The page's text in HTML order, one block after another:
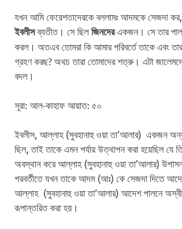
যখন আমি ফেরেশতাদেরকে বললামঃ আদমকে সেজদা
ইবলীসব্যতীত। সে ছিল জিনদেরএকজন। সে তার
করল। অতএব তোমরা কি আমার পরিবর্তে তাকে এবং
গ্রহণ করছ? অথচ তারা তোমাদের শত্রু। এটা
বদল।
সূরা: আল-কাহাফ আয়াত: ৫০
ইবলীস, আল্লাহ (সুবহানাহু ওয়া তা’আলার) একজন
ছিল, তাই তাকে এমন পর্যায় উত্থাপন করা হয়েছিল যে
অবস্থান করে আল্লাহ (সুবহানাহু ওয়া তা’আলার)
পরবর্তীতে যখন তাকে আদম (আঃ) কে সেজদা দিতে
আল্লাহ (সুবহানাহু ওয়া তা’আলার) আদেশ পালনে
রূপান্তরিত করা হয়।